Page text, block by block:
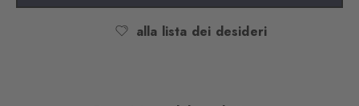
alla lista dei desideri